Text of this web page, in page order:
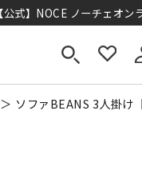
式】NOCE ノーチェオン
ソファBEANS 3人掛け